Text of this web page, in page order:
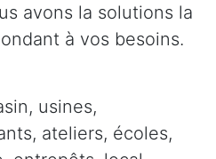
avons la solutions la
à vos besoins.
usines,
ateliers, écoles,